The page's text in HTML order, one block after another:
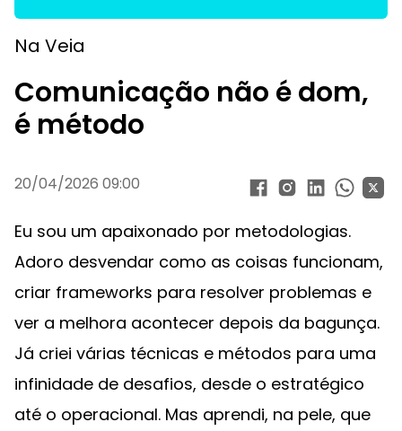
Na Veia
Comunicação não é dom,
é método
20/04/2026 09:00
Eu sou um apaixonado por metodologias.
Adoro desvendar como as coisas funcionam,
criar frameworks para resolver problemas e
ver a melhora acontecer depois da bagunça.
Já criei várias técnicas e métodos para uma
infinidade de desafios, desde o estratégico
até o operacional. Mas aprendi, na pele, que